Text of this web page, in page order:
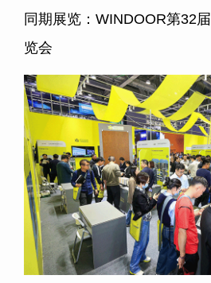
同期展览：WINDOOR第32
览会